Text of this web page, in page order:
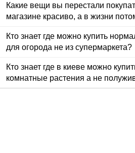
Какие вещи вы перестали
магазине красиво, а в жизни
Кто знает где можно купить
для огорода не из супермаркета?
Кто знает где в киеве можно
комнатные растения а не